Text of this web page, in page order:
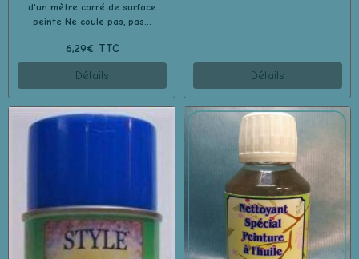
d'un mètre carré de surface
peinte Ne coule pas, pas...
6,29€ TTC
Détails Détails